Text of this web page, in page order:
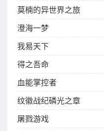
莫楠的异世界之旅
澄海一梦
我易天下
得之吾命
血能掌控者
纹徽战纪磷光之章
屠戮游戏